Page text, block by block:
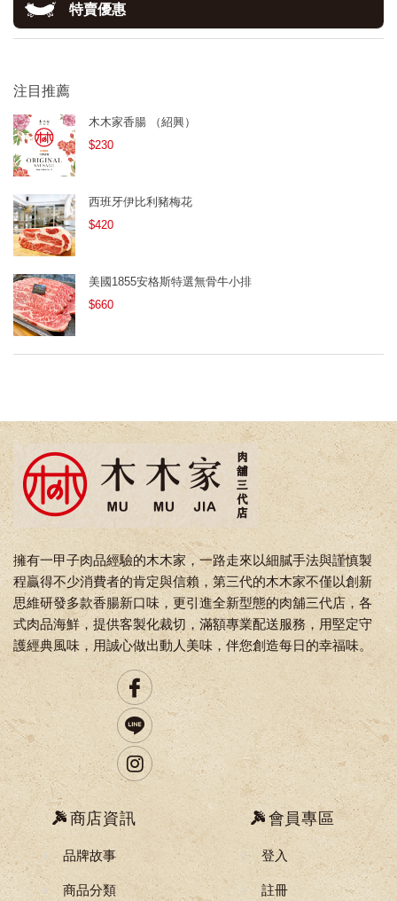
特賣優惠
注目推薦
木木家香腸 （紹興）
$230
西班牙伊比利豬梅花
$420
美國1855安格斯特選無骨牛小排
$660
擁有一甲子肉品經驗的木木家，一路走來以細膩手法與謹慎製
程贏得不少消費者的肯定與信賴，第三代的木木家不僅以創新
思維研發多款香腸新口味，更引進全新型態的肉舖三代店，各
式肉品海鮮，提供客製化裁切，滿額專業配送服務，用堅定守
護經典風味，用誠心做出動人美味，伴您創造每日的幸福味。
商店資訊
品牌故事
商品分類
會員專區
登入
註冊